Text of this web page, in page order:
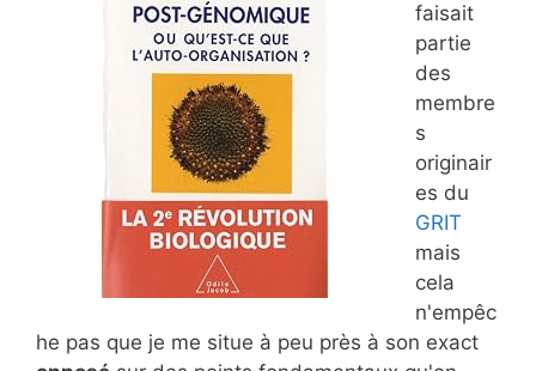
faisait
partie
des
membre
s
originair
es du
GRIT
mais
cela
n'empêc
he pas que je me situe à peu près à son exact